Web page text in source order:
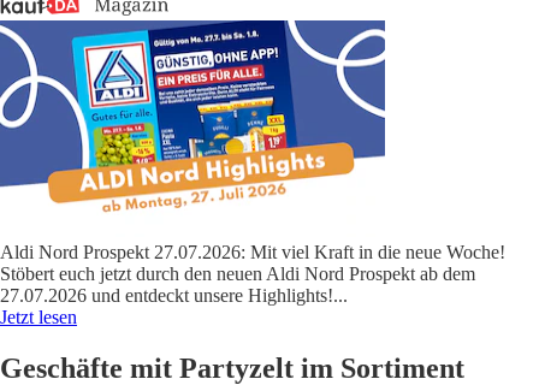
Aldi Nord Prospekt 27.07.2026: Mit viel Kraft in die neue Woche!
Stöbert euch jetzt durch den neuen Aldi Nord Prospekt ab dem
27.07.2026 und entdeckt unsere Highlights!...
Jetzt lesen
Geschäfte mit Partyzelt im Sortiment